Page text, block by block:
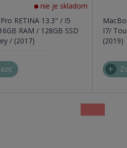
nie je skladom
RETINA 13.3" / I5
RAM / 128GB SSD
/ (2017)
I7/
(2019)